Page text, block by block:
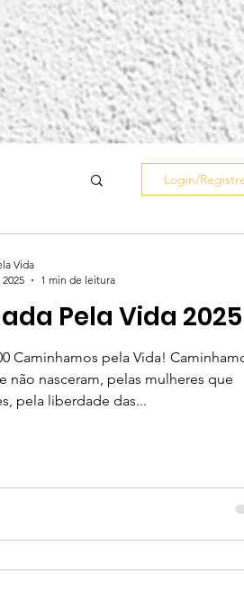
Login/
Pela Vida 2025
não nasceram, pelas mulheres que
pela liberdade das...
Vida
1 min de leitura